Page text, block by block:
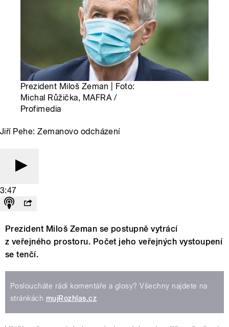
Prezident Miloš Zeman | Foto:
Michal Růžička, MAFRA /
Profimedia
Jiří Pehe: Zemanovo odcházení
3:47
Prezident Miloš Zeman se postupně vytrácí
z veřejného prostoru. Počet jeho veřejných vystoupení
se tenčí.
Posloucháte rádi komentáře a glosy? Všechny najdete na
stránkách mujRozhlas.cz